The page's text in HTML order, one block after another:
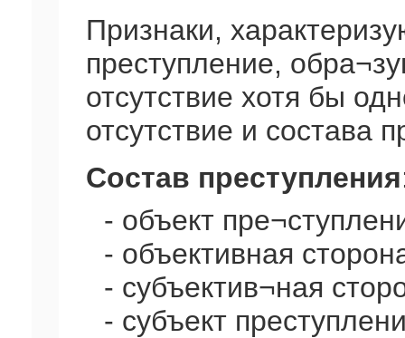
Признаки,
преступление,
отсутствие хотя бы
отсутствие и состава
Состав преступления
- объект
- объективная
- субъектив¬ная
- субъект